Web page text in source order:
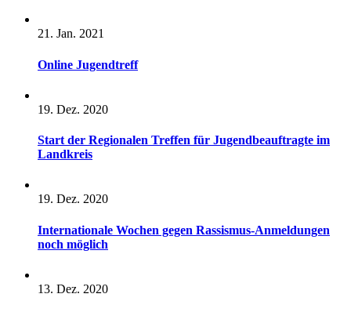
21. Jan. 2021
Online Jugendtreff
19. Dez. 2020
Start der Regionalen Treffen für Jugendbeauftragte im
Landkreis
19. Dez. 2020
Internationale Wochen gegen Rassismus-Anmeldungen
noch möglich
13. Dez. 2020